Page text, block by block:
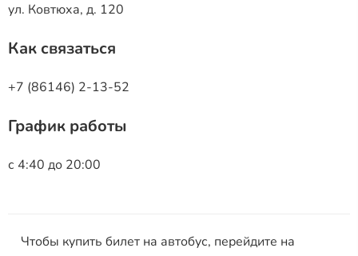
ул. Ковтюха, д. 120
Как связаться
+7 (86146) 2-13-52
График работы
с 4:40 до 20:00
Чтобы купить билет на автобус, перейдите на